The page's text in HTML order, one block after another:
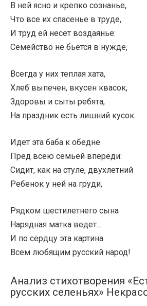
В ней ясно и крепко сознанье,
Что все их спасенье в труде,
И труд ей несет воздаянье:
Семейство не бьется в нужде,
Всегда у них теплая хата,
Хлеб выпечен, вкусен квасок,
Здоровы и сыты ребята,
На праздник есть лишний кусок.
Идет эта баба к обедне
Пред всею семьей впереди:
Сидит, как на стуле, двухлетний
Ребенок у ней на груди,
Рядком шестилетнего сына
Нарядная матка ведет…
И по сердцу эта картина
Всем любящим русский народ!
Анализ стихотворения
русских селеньях»